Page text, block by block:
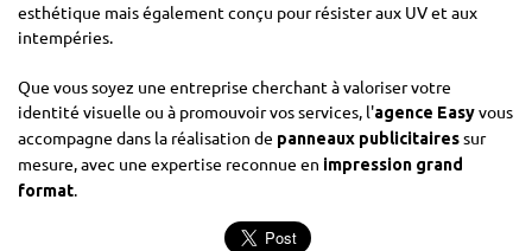
esthétique mais également conçu pour résister aux UV et aux
intempéries.
Que vous soyez une entreprise cherchant à valoriser votre
identité visuelle ou à promouvoir vos services, l'agence Easyvous
accompagne dans la réalisation de panneaux publicitairessur
mesure, avec une expertise reconnue en impression grand
format.